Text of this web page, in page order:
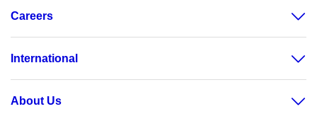
Careers
International
About Us